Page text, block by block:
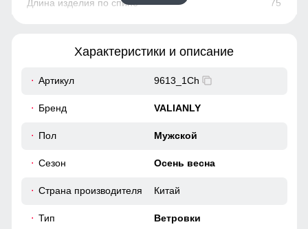
75
Характеристики и описание
Артикул 9613_1Ch
Бренд VALIANLY
Пол Мужской
Сезон Осень весна
Страна производителя Китай
Тип Ветровки